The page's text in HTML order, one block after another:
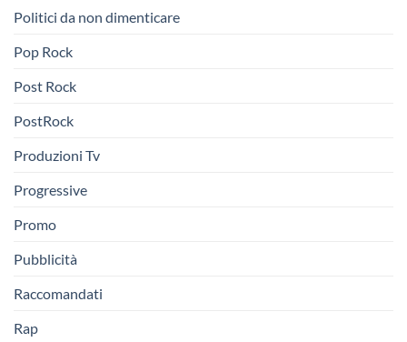
Politici da non dimenticare
Pop Rock
Post Rock
PostRock
Produzioni Tv
Progressive
Promo
Pubblicità
Raccomandati
Rap